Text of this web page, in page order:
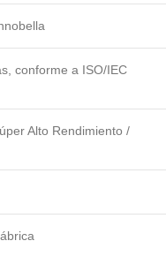
conforme a ISO/IEC
Alto Rendimiento /